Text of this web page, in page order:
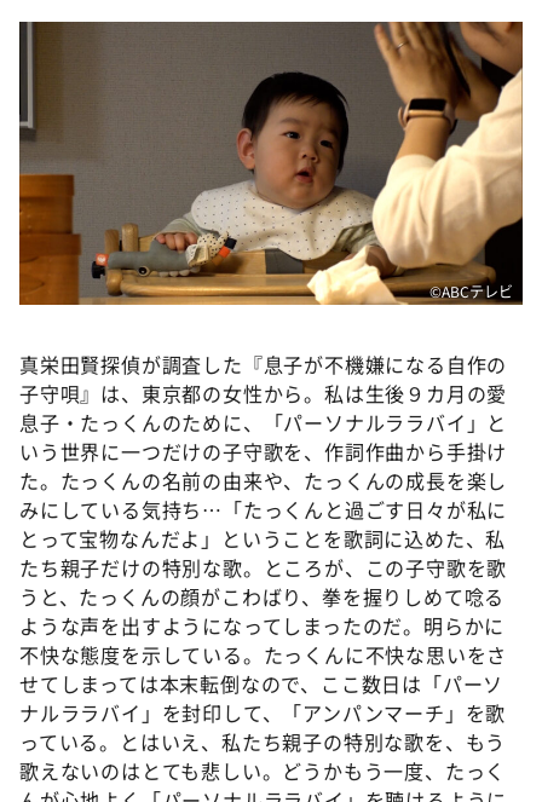
©️ABCテレビ
真栄田賢探偵が調査した『息子が不機嫌になる自作の
子守唄』は、東京都の女性から。私は生後９カ月の愛
息子・たっくんのために、「パーソナルララバイ」と
いう世界に一つだけの子守歌を、作詞作曲から手掛け
た。たっくんの名前の由来や、たっくんの成長を楽し
みにしている気持ち…「たっくんと過ごす日々が私に
とって宝物なんだよ」ということを歌詞に込めた、私
たち親子だけの特別な歌。ところが、この子守歌を歌
うと、たっくんの顔がこわばり、拳を握りしめて唸る
ような声を出すようになってしまったのだ。明らかに
不快な態度を示している。たっくんに不快な思いをさ
せてしまっては本末転倒なので、ここ数日は「パーソ
ナルララバイ」を封印して、「アンパンマーチ」を歌
っている。とはいえ、私たち親子の特別な歌を、もう
歌えないのはとても悲しい。どうかもう一度、たっく